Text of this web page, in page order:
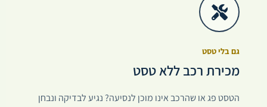
גם בלי טסט
מכירת רכב ללא טסט
הטסט פג או שהרכב אינו מוכן לנסיעה? נגיע לבדיקה ונבחן